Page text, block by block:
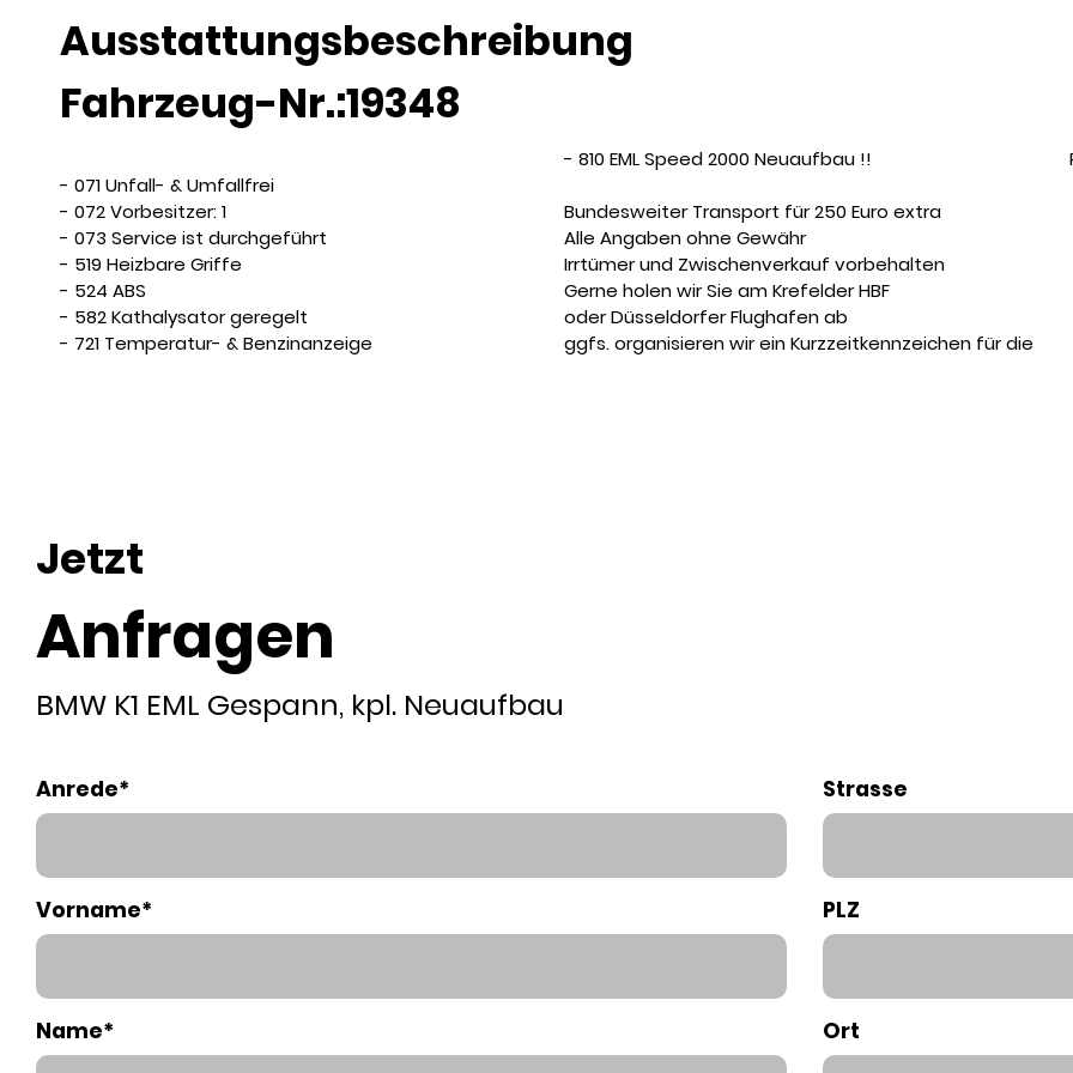
Ausstattungsbeschreibung
Fahrzeug-Nr.:19348
- 071 Unfall- & Umfallfrei
- 072 Vorbesitzer: 1
- 073 Service ist durchgeführt
- 519 Heizbare Griffe
- 524 ABS
- 582 Kathalysator geregelt
- 721 Temperatur- & Benzinanzeige
- 810 EML Speed 2000 Neuaufbau !!
Bundesweiter Transport für 250 Euro extra
Alle Angaben ohne Gewähr
Irrtümer und Zwischenverkauf vorbehalten
Gerne holen wir Sie am Krefelder HBF
oder Düsseldorfer Flughafen ab
ggfs. organisieren wir ein Kurzzeitkennzeichen für die
Jetzt
Anfragen
BMW K1 EML Gespann, kpl. Neuaufbau
Anrede*
Vorname*
Name*
Strasse
PLZ
Ort